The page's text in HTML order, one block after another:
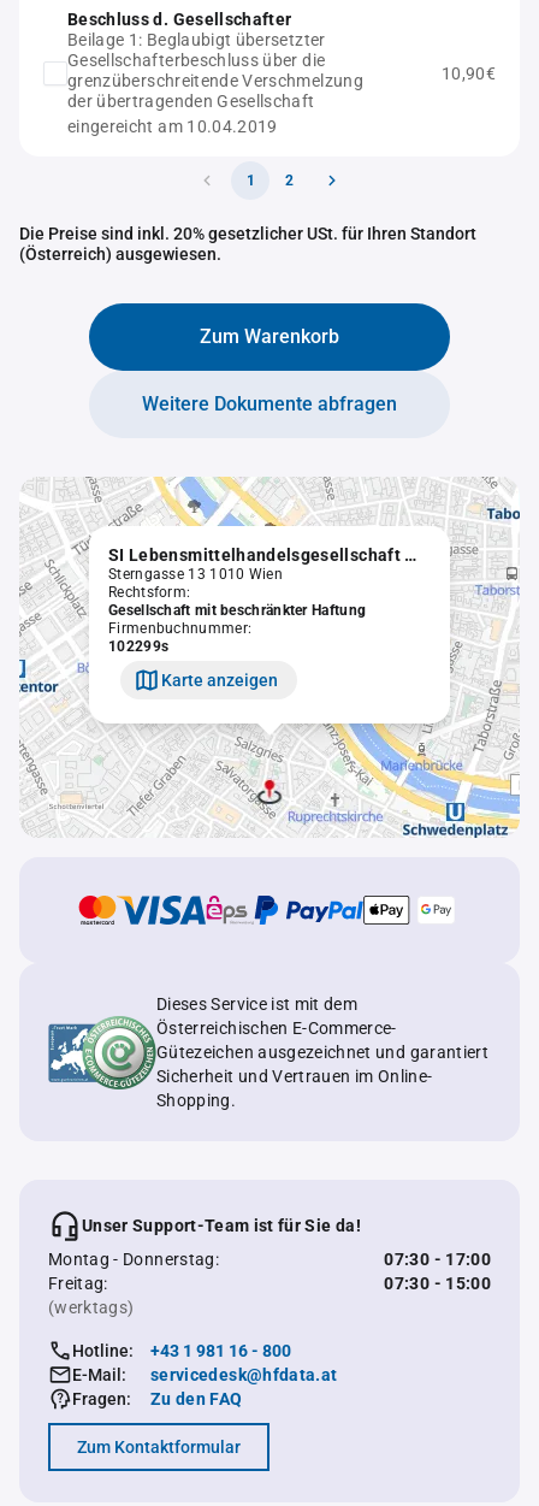
Beschluss d. Gesellschafter
Beilage 1: Beglaubigt übersetzter
Gesellschafterbeschluss über die
grenzüberschreitende Verschmelzung
der übertragenden Gesellschaft
eingereicht am 10.04.2019
10,90€
1 2
Die Preise sind inkl. 20% gesetzlicher USt. für Ihren Standort
(Österreich) ausgewiesen.
Zum Warenkorb
Weitere Dokumente abfragen
SI Lebensmittelhandelsgesellschaft m.b.H. in Liqu.
Sterngasse 13 1010 Wien
Rechtsform:
Gesellschaft mit beschränkter Haftung
Firmenbuchnummer:
102299s
Karte anzeigen
Dieses Service ist mit dem
Österreichischen E-Commerce-
Gütezeichen ausgezeichnet und garantiert
Sicherheit und Vertrauen im Online-
Shopping.
Unser Support-Team ist für Sie da!
Montag - Donnerstag:
07:30 - 17:00
Freitag:
07:30 - 15:00
(werktags)
Hotline:
+43 1 981 16 - 800
E-Mail:
servicedesk@hfdata.at
Fragen:
Zu den FAQ
Zum Kontaktformular